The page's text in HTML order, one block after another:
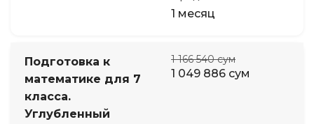
1 месяц
Подготовка к
математике для 7
класса.
Углубленный
1 166 540 сум
1 049 886 сум